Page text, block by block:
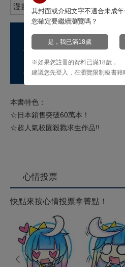
漫畫 殺戮箴言Aphorism 黃葉
商品特
故事簡介
作家介紹
本書特色：
☆日本銷售突破60萬本！
☆超人氣校園殺戮求生作品!!
心情投票
快點來按心情投票拿菁點！
prev
其封面或介紹文字不適合未成年
您確定要繼續瀏覽嗎？
是，我已滿18歲
※如果您註冊的資料已滿18歲，
建議您先登入，在瀏覽限制級書籍